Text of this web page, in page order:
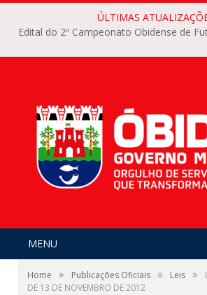
ÚLTIMAS
Edital do 2º Campeonato Obidense de
MENU
Home » Publicações Oficiais » Leis »
DE 13 DE NOVEMBRO DE 2012